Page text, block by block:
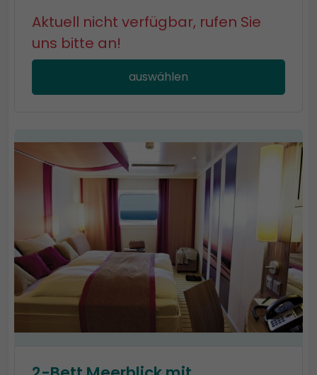
Aktuell nicht verfügbar, rufen Sie
uns bitte an!
auswählen